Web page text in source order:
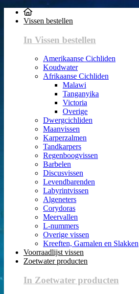
Vissen bestellen
In Vissen bestellen
Amerikaanse Cichliden
Koudwater
Afrikaanse Cichliden
Malawi
Tanganyika
Victoria
Overige
Dwergcichliden
Maanvissen
Karperzalmen
Tandkarpers
Regenboogvissen
Barbelen
Discusvissen
Levendbarenden
Labyrintvissen
Algeneters
Corydoras
Meervallen
L-nummers
Overige vissen
Kreeften, Garnalen en Slakken
Voorraadlijst vissen
Zoetwater producten
In Zoetwater producten